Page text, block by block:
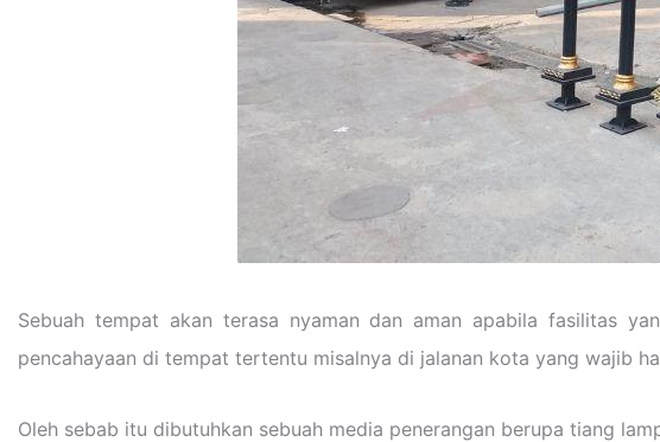
Sebuah tempat akan terasa nyaman dan aman apabila fasilitas
pencahayaan di tempat tertentu misalnya di jalanan kota yang wajib
Oleh sebab itu dibutuhkan sebuah media penerangan berupa tiang